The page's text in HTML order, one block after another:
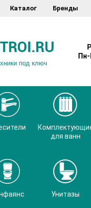
Каталог Бренды
под ключ
для ванн
Унитазы